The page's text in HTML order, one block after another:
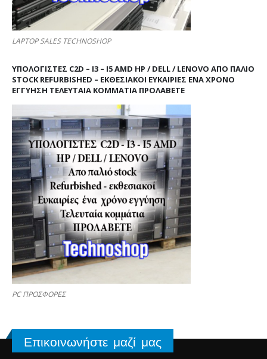
LAPTOP SALES TECHNOSHOP
ΥΠΟΛΟΓΙΣΤΕΣ C2D – I3 – I5 AMD HP / DELL / LENOVO ΑΠΟ ΠΑΛΙΌ
STOCK REFURBISHED – ΕΚΘΕΣΙΑΚΟΊ ΕΥΚΑΙΡΊΕΣ ΈΝΑ ΧΡΌΝΟ
ΕΓΓΎΗΣΗ ΤΕΛΕΥΤΑΊΑ ΚΟΜΜΆΤΙΑ ΠΡΟΛΑΒΕΤΕ
PC ΠΡΟΣΦΟΡΕΣ
Επικοινωνήστε μαζί μας